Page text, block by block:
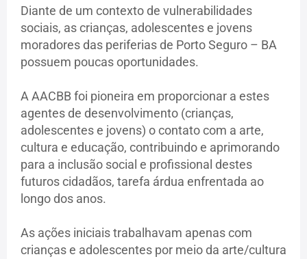
Diante de um contexto de vulnerabilidades
sociais, as crianças, adolescentes e jovens
moradores das periferias de Porto Seguro – BA
possuem poucas oportunidades.
A AACBB foi pioneira em proporcionar a estes
agentes de desenvolvimento (crianças,
adolescentes e jovens) o contato com a arte,
cultura e educação, contribuindo e aprimorando
para a inclusão social e profissional destes
futuros cidadãos, tarefa árdua enfrentada ao
longo dos anos.
As ações iniciais trabalhavam apenas com
crianças e adolescentes por meio da arte/cultura